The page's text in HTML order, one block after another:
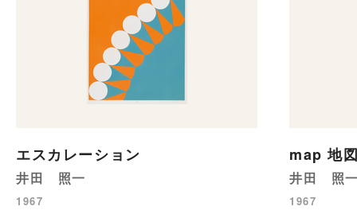
エスカレーション
井田 照一
1967
map 地
井田 照
1967